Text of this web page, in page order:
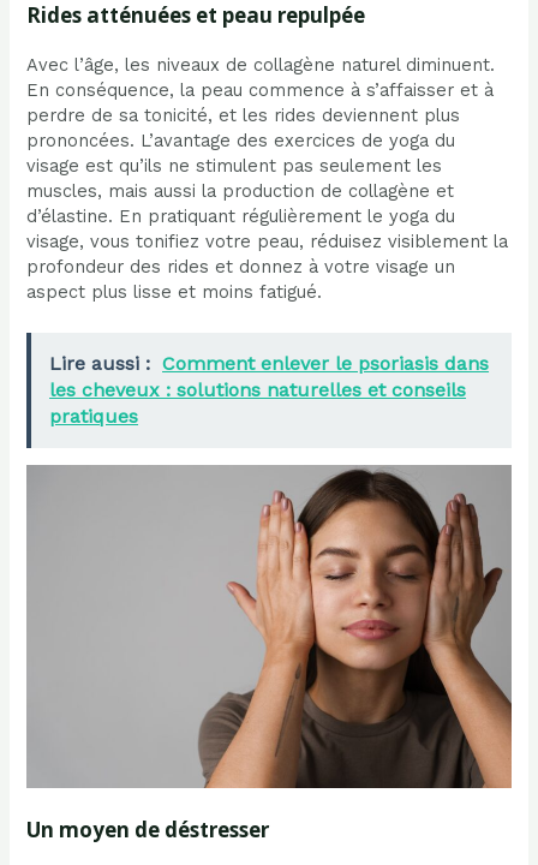
Rides atténuées et peau repulpée
Avec l’âge, les niveaux de collagène naturel diminuent.
En conséquence, la peau commence à s’affaisser et à
perdre de sa tonicité, et les rides deviennent plus
prononcées. L’avantage des exercices de yoga du
visage est qu’ils ne stimulent pas seulement les
muscles, mais aussi la production de collagène et
d’élastine. En pratiquant régulièrement le yoga du
visage, vous tonifiez votre peau, réduisez visiblement la
profondeur des rides et donnez à votre visage un
aspect plus lisse et moins fatigué.
Lire aussi : Comment enlever le psoriasis dans
les cheveux : solutions naturelles et conseils
pratiques
Un moyen de déstresser